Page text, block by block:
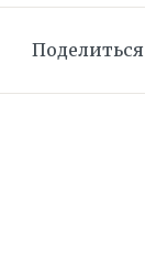
Поделиться